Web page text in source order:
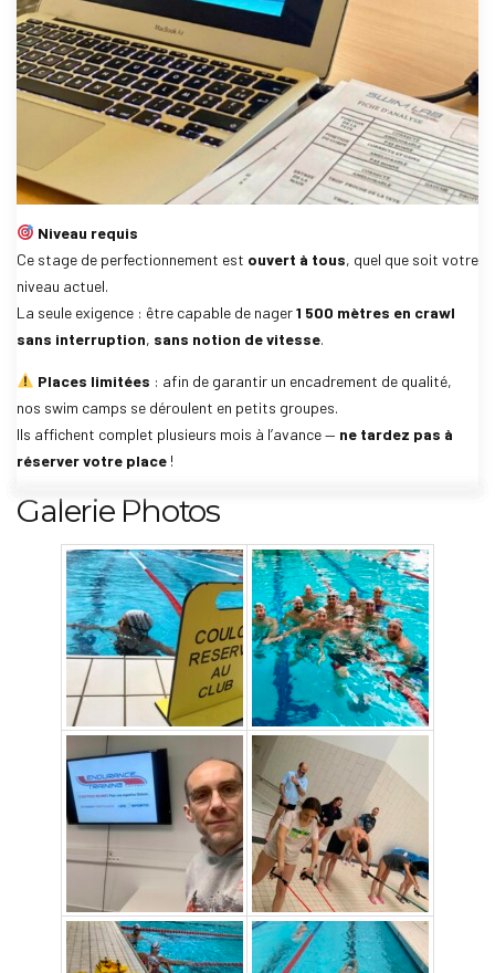
Niveau requis
Ce stage de perfectionnement est ouvert à tous, quel que soit votre
niveau actuel.
La seule exigence : être capable de nager1 500 mètres en crawl
sans interruption, sans notion de vitesse.
Places limitées : afin de garantir un encadrement de qualité,
nos swim camps se déroulent en petits groupes.
Ils affichent complet plusieurs mois à l’avance — ne tardez pas à
réserver votre place !
Galerie Photos